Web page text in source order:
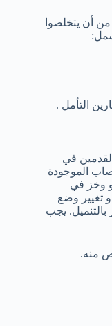
أن يتخلصوا
التأمل .
في
الموجودة
و وخز في
تغيير وضع
يجب
منه.